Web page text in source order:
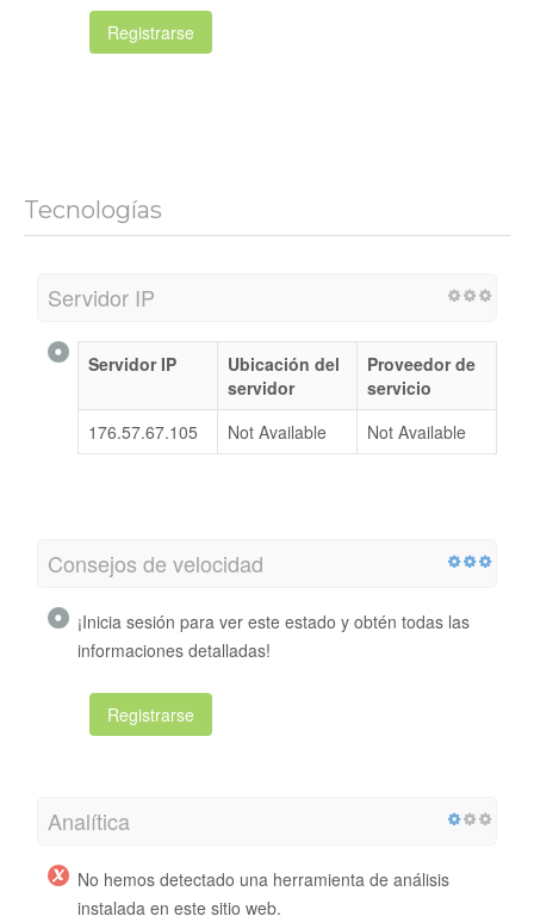
Registrarse
Tecnologías
Servidor IP
Servidor IP
Ubicación del
servidor
Proveedor de
servicio
176.57.67.105
Not Available Not Available
Consejos de velocidad
¡Inicia sesión para ver este estado y obtén todas las
informaciones detalladas!
Registrarse
Analítica
No hemos detectado una herramienta de análisis
instalada en este sitio web.